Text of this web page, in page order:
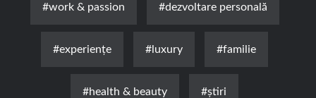
#work & passion #dezvoltare personală
#experienţe #luxury #familie
#health & beauty #știri